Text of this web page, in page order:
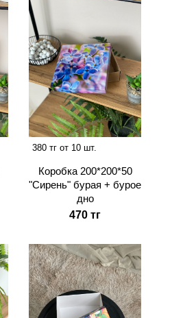
380 тг от 10 шт.
Коробка 200*200*50
"Сирень" бурая + бурое
дно
470 тг